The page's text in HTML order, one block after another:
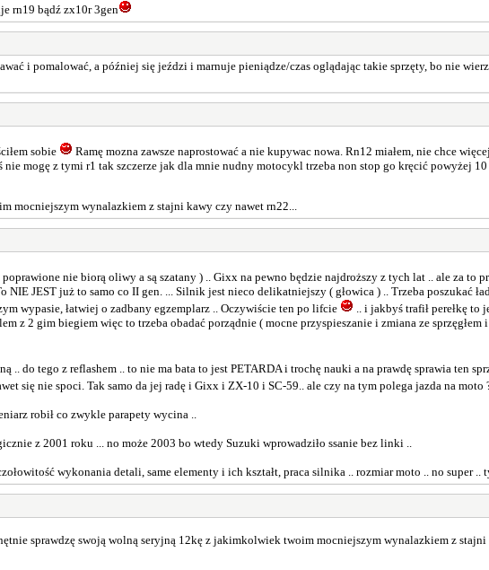
rn19 bądź zx10r 3gen
i pomalować, a później się jeździ i marnuje pieniądze/czas oglądając takie sprzęty, bo nie
sobie
Ramę mozna zawsze naprostować a nie kupywac nowa. Rn12 miałem, nie chce
mogę z tymi r1 tak szczerze jak dla mnie nudny motocykl trzeba non stop go kręcić powyżej
mocniejszym wynalazkiem z stajni kawy czy nawet rn22...
nie biorą oliwy a są szatany ) .. Gixx na pewno będzie najdroższy z tych lat .. ale za to
JEST już to samo co II gen. ... Silnik jest nieco delikatniejszy ( głowica ) .. Trzeba poszukać
wypasie, łatwiej o zadbany egzemplarz .. Oczywiście ten po lifcie
.. i jakbyś trafił perełkę to
z 2 gim biegiem więc to trzeba obadać porządnie ( mocne przyspieszanie i zmiana ze sprzęgłem
.. do tego z reflashem .. to nie ma bata to jest PETARDA i trochę nauki a na prawdę sprawia ten
się nie spoci. Tak samo da jej radę i Gixx i ZX-10 i SC-59.. ale czy na tym polega jazda na
robił co zwykle parapety wycina ..
z 2001 roku ... no może 2003 bo wtedy Suzuki wprowadziło ssanie bez linki ..
wykonania detali, same elementy i ich kształt, praca silnika .. rozmiar moto .. no super ..
sprawdzę swoją wolną seryjną 12kę z jakimkolwiek twoim mocniejszym wynalazkiem z stajni